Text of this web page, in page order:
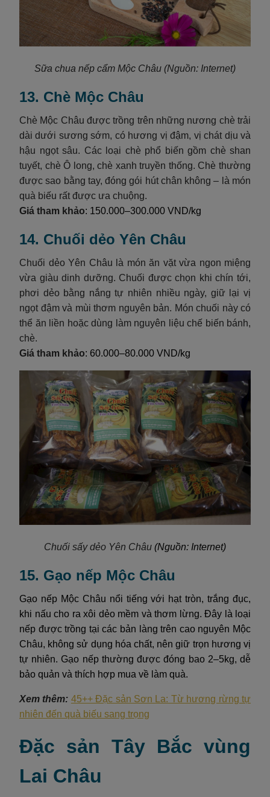
Sữa chua nếp cẩm Mộc Châu (Nguồn: Internet)
13. Chè Mộc Châu
Chè Mộc Châu được trồng trên những nương chè trải
dài dưới sương sớm, có hương vị đậm, vị chát dịu và
hậu ngọt sâu. Các loại chè phổ biến gồm chè shan
tuyết, chè Ô long, chè xanh truyền thống. Chè thường
được sao bằng tay, đóng gói hút chân không – là món
quà biếu rất được ưa chuộng.
Giá tham khảo: 150.000–300.000 VND/kg
14. Chuối dẻo Yên Châu
Chuối dẻo Yên Châu là món ăn vặt vừa ngon miệng
vừa giàu dinh dưỡng. Chuối được chọn khi chín tới,
phơi dẻo bằng nắng tự nhiên nhiều ngày, giữ lại vị
ngọt đậm và mùi thơm nguyên bản. Món chuối này có
thể ăn liền hoặc dùng làm nguyên liệu chế biến bánh,
chè.
Giá tham khảo: 60.000–80.000 VND/kg
Chuối sấy dẻo Yên Châu (Nguồn: Internet)
15. Gạo nếp Mộc Châu
Gạo nếp Mộc Châu nổi tiếng với hạt tròn, trắng đục,
khi nấu cho ra xôi dẻo mềm và thơm lừng. Đây là loại
nếp được trồng tại các bản làng trên cao nguyên Mộc
Châu, không sử dụng hóa chất, nên giữ trọn hương vị
tự nhiên. Gạo nếp thường được đóng bao 2–5kg, dễ
bảo quản và thích hợp mua về làm quà.
Xem thêm: 45++ Đặc sản Sơn La: Từ hương rừng tự
nhiên đến quà biếu sang trọng
Đặc sản Tây Bắc vùng
Lai Châu